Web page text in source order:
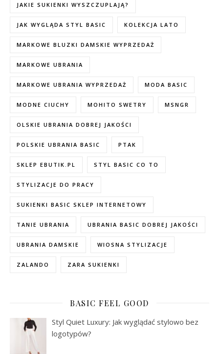
JAKIE SUKIENKI WYSZCZUPLAJĄ?
JAK WYGLĄDA STYL BASIC KOLEKCJA LATO
MARKOWE BLUZKI DAMSKIE WYPRZEDAŻ
MARKOWE UBRANIA
MARKOWE UBRANIA WYPRZEDAŻ MODA BASIC
MODNE CIUCHY MOHITO SWETRY MSNGR
OLSKIE UBRANIA DOBREJ JAKOŚCI
POLSKIE UBRANIA BASIC PTAK
SKLEP EBUTIK.PL STYL BASIC CO TO
STYLIZACJE DO PRACY
SUKIENKI BASIC SKLEP INTERNETOWY
TANIE UBRANIA UBRANIA BASIC DOBREJ JAKOŚCI
UBRANIA DAMSKIE WIOSNA STYLIZACJE
ZALANDO ZARA SUKIENKI
BASIC FEEL GOOD
Styl Quiet Luxury: Jak wyglądać stylowo bez
logotypów?